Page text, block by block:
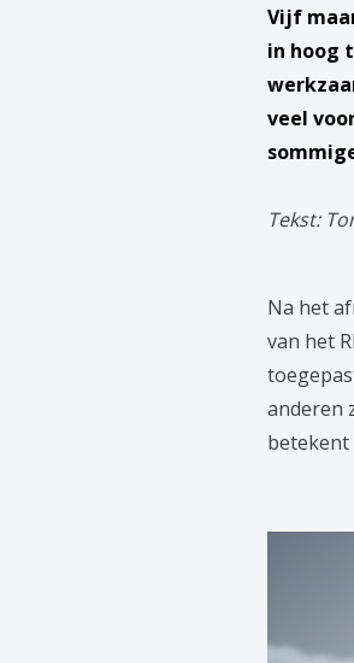
Vijf
in hoog
veel
Tekst:
Na het
van het
anderen
betekent